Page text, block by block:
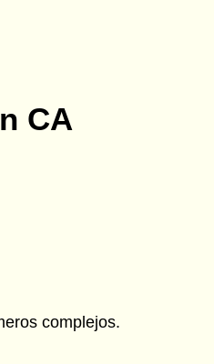
CA
complejos.